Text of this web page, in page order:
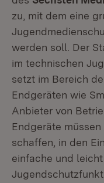
zu, mit dem eine
werden soll. Der
im technischen
setzt im Bereich
Endgeräten wie
Anbieter von
Endgeräte
schaffen, in den
einfache und